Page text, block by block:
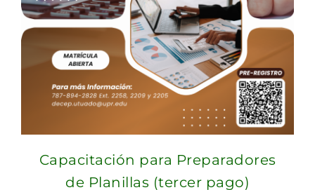
Capacitación para Preparadores
de Planillas (tercer pago)